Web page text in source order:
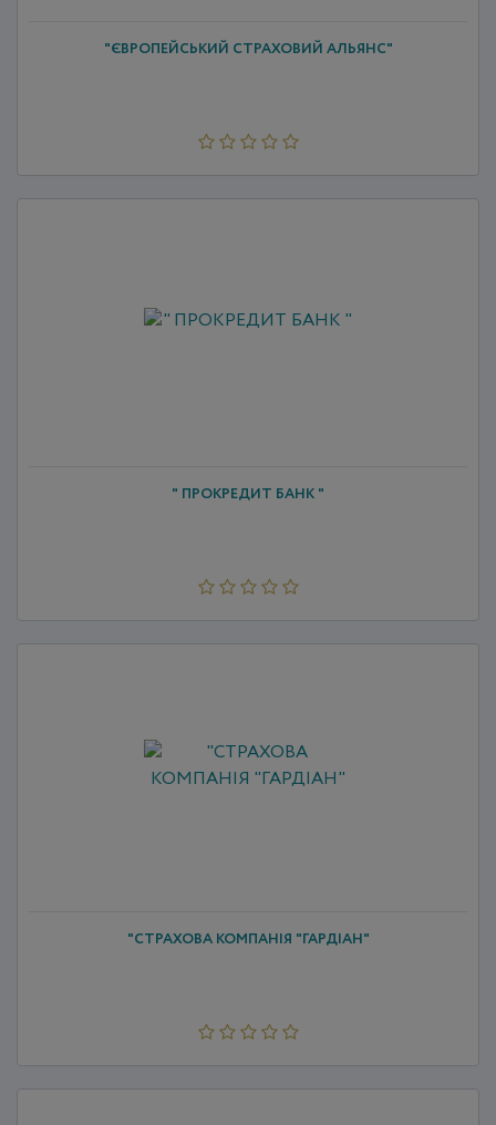
"ЄВРОПЕЙСЬКИЙ СТРАХОВИЙ АЛЬЯНС"
" ПРОКРЕДИТ БАНК "
"СТРАХОВА КОМПАНІЯ "ГАРДІАН"